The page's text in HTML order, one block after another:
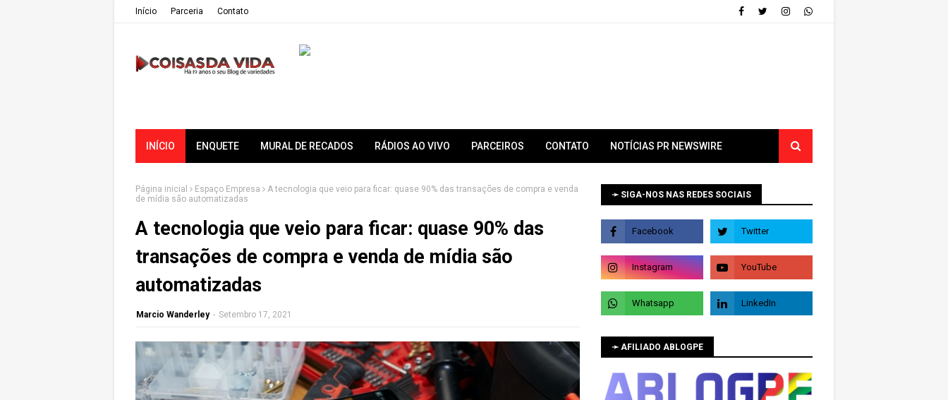
Iní­cio Parceria Contato
INÍCIO ENQUETE MURAL DE RECADOS RÁDIOS AO VIVO PARCEIROS CONTATO NOTÍCIAS PR NEWSWIRE
Página inicial Espaço Empresa
A tecnologia que veio para ficar: quase 90% das transações de compra e venda
de mídia são automatizadas
A tecnologia que veio para ficar: quase 90% das
transações de compra e venda de mídia são
automatizadas
Marcio Wanderley - Setembro 17, 2021
➛ SIGA-NOS NAS REDES SOCIAIS
➛ AFILIADO ABLOGPE